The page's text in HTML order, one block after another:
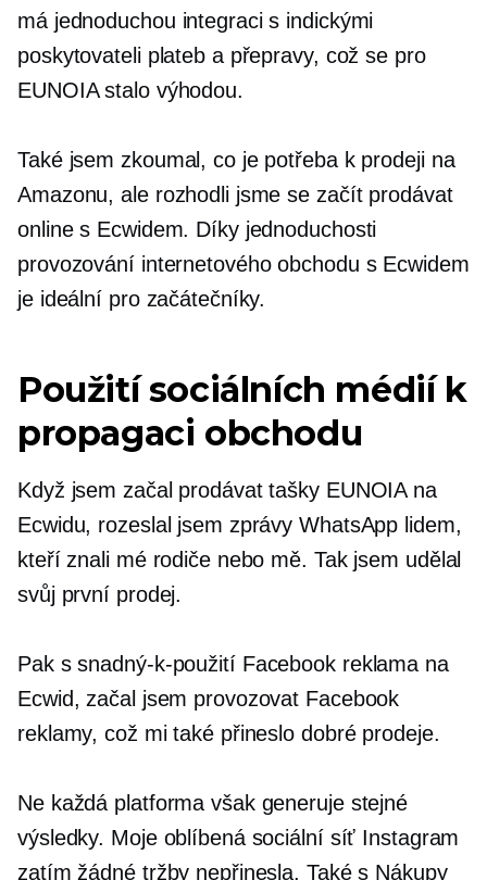
má jednoduchou integraci s indickými
poskytovateli plateb a přepravy, což se pro
EUNOIA stalo výhodou.
Také jsem zkoumal, co je potřeba k prodeji na
Amazonu, ale rozhodli jsme se začít prodávat
online s Ecwidem. Díky jednoduchosti
provozování internetového obchodu s Ecwidem
je ideální pro začátečníky.
Použití sociálních médií k
propagaci obchodu
Když jsem začal prodávat tašky EUNOIA na
Ecwidu, rozeslal jsem zprávy WhatsApp lidem,
kteří znali mé rodiče nebo mě. Tak jsem udělal
svůj první prodej.
Pak ssnadný-k-použitíFacebook reklama na
Ecwid, začal jsem provozovat Facebook
reklamy, což mi také přineslo dobré prodeje.
Ne každá platforma však generuje stejné
výsledky. Moje oblíbená sociální síť Instagram
zatím žádné tržby nepřinesla. Také s Nákupy